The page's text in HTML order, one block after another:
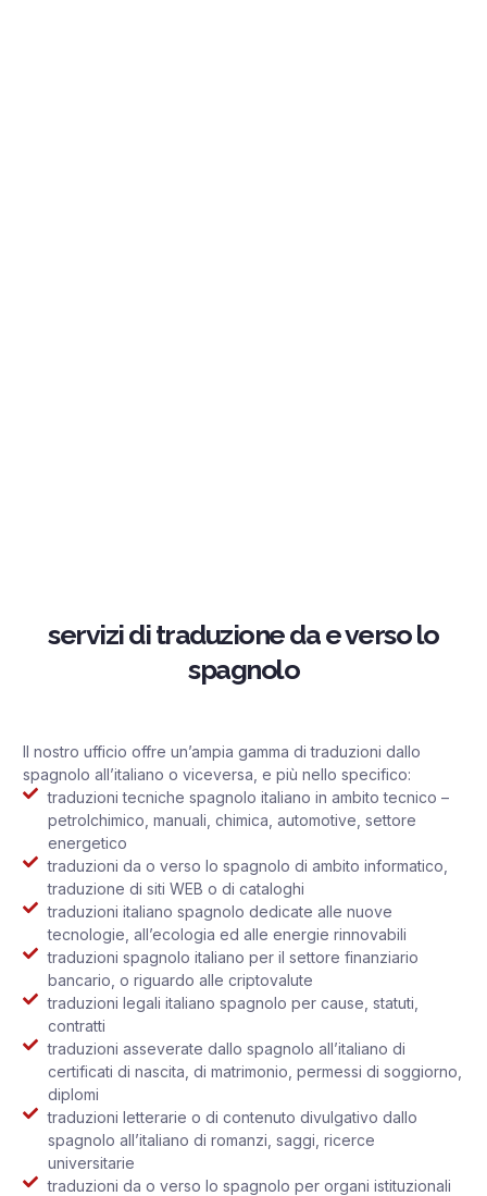
servizi di traduzione da e verso lo
spagnolo
Il nostro ufficio offre un’ampia gamma di traduzioni dallo
spagnolo all’italiano o viceversa, e più nello specifico:
traduzioni tecniche spagnolo italiano in ambito tecnico –
petrolchimico, manuali, chimica, automotive, settore
energetico
traduzioni da o verso lo spagnolo di ambito informatico,
traduzione di siti WEB o di cataloghi
traduzioni italiano spagnolo dedicate alle nuove
tecnologie, all’ecologia ed alle energie rinnovabili
traduzioni spagnolo italiano per il settore finanziario
bancario, o riguardo alle criptovalute
traduzioni legali italiano spagnolo per cause, statuti,
contratti
traduzioni asseverate dallo spagnolo all’italiano di
certificati di nascita, di matrimonio, permessi di soggiorno,
diplomi
traduzioni letterarie o di contenuto divulgativo dallo
spagnolo all’italiano di romanzi, saggi, ricerce
universitarie
traduzioni da o verso lo spagnolo per organi istituzionali